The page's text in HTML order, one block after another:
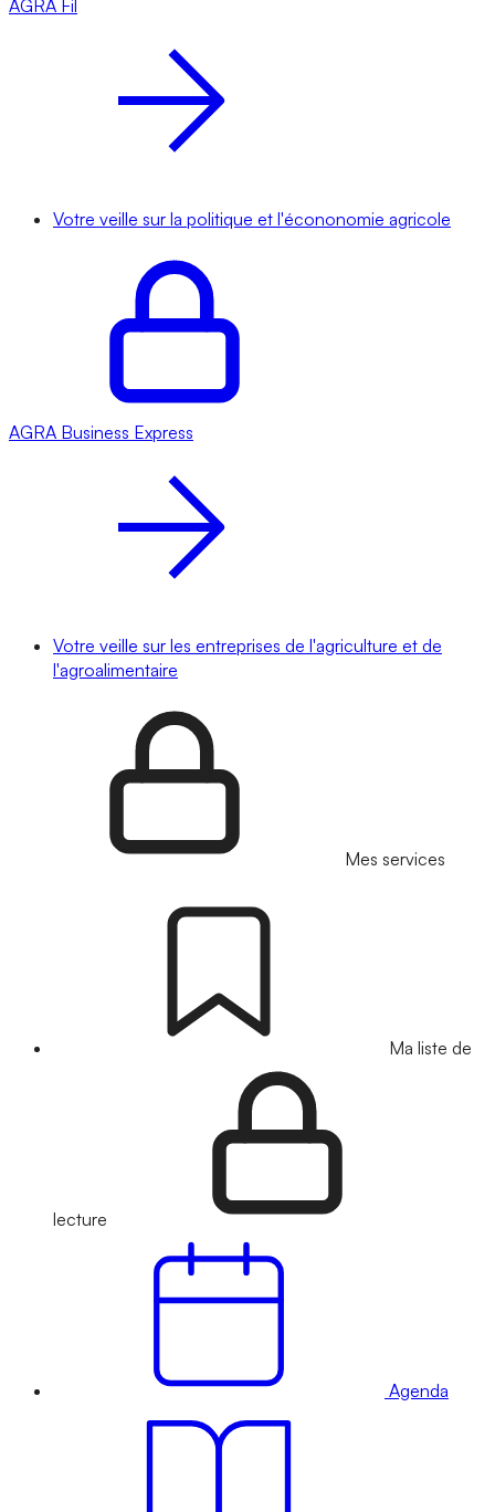
AGRA Fil
Votre veille sur la politique et l'écononomie agricole
AGRA Business Express
Votre veille sur les entreprises de l'agriculture et de
l'agroalimentaire
Mes services
Ma liste de
lecture
Agenda